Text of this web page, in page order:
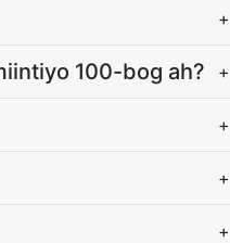
+
100-bog ah? +
+
+
+